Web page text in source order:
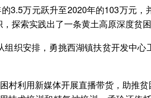
3.5万元跃升至2020年的103万元
探索实践出了一条黄土高原深度贫
织安排，勇挑西湖镇扶贫开发中
利用新媒体开展直播带货，助推